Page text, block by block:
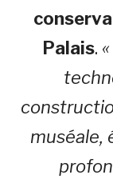
Palais.
muséale,